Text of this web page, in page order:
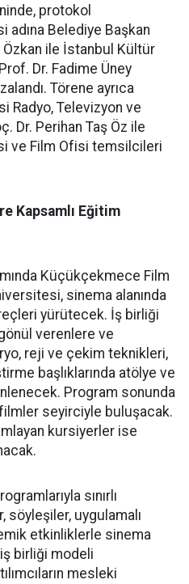
protokol
Belediye Başkan
Özkan ile İstanbul Kültür
Dr. Fadime Üney
Törene ayrıca
Radyo, Televizyon ve
Dr. Perihan Taş Öz ile
ve Film Ofisi temsilcileri
Kapsamlı Eğitim
Küçükçekmece Film
sinema alanında
yürütecek. İş birliği
verenlere ve
reji ve çekim teknikleri,
başlıklarında atölye ve
Program sonunda
filmler seyirciyle buluşacak.
kursiyerler ise
sınırlı
söyleşiler, uygulamalı
etkinliklerle sinema
birliği modeli
mesleki